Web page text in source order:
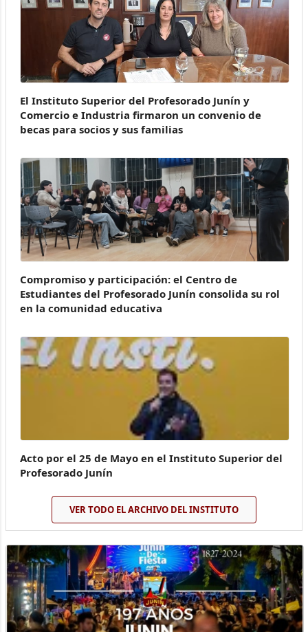
El Instituto Superior del Profesorado Junín y
Comercio e Industria firmaron un convenio de
becas para socios y sus familias
Compromiso y participación: el Centro de
Estudiantes del Profesorado Junín consolida su rol
en la comunidad educativa
Acto por el 25 de Mayo en el Instituto Superior del
Profesorado Junín
VER TODO EL ARCHIVO DEL INSTITUTO